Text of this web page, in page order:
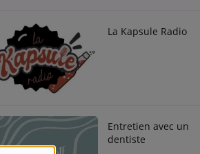
La Kapsule Radio
Entretien avec un
dentiste